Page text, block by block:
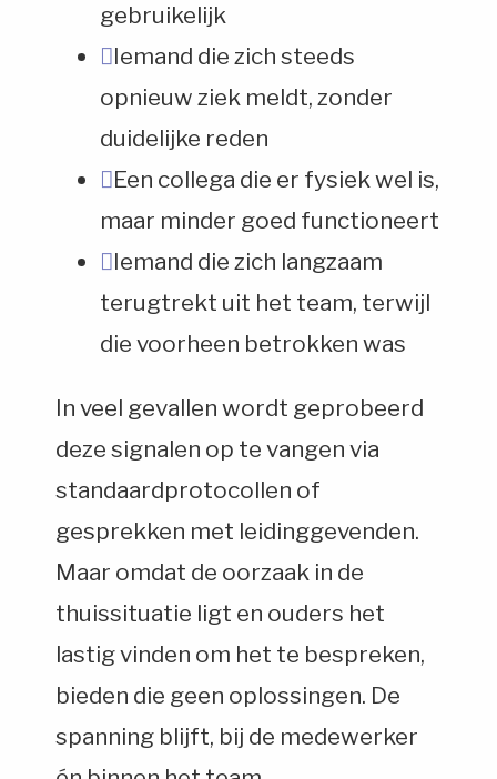
gebruikelijk
Iemand die zich steeds
opnieuw ziek meldt, zonder
duidelijke reden
Een collega die er fysiek wel is,
maar minder goed functioneert
Iemand die zich langzaam
terugtrekt uit het team, terwijl
die voorheen betrokken was
In veel gevallen wordt geprobeerd
deze signalen op te vangen via
standaardprotocollen of
gesprekken met leidinggevenden.
Maar omdat de oorzaak in de
thuissituatie ligt en ouders het
lastig vinden om het te bespreken,
bieden die geen oplossingen. De
spanning blijft, bij de medewerker